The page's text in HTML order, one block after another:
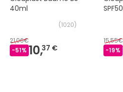
40ml
(1020)
21,06€
-51% 10,37 €
15,55€
-19%